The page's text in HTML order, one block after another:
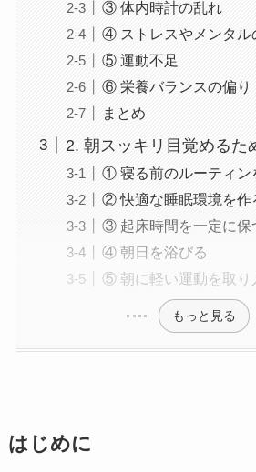
③ 体内時計の乱れ
④ ストレスやメンタル
⑤ 運動不足
⑥ 栄養バランスの偏り
まとめ
2. 朝スッキリ目覚めるた
① 寝る前のルーティン
② 快適な睡眠環境を作
③ 起床時間を一定に保
④ 朝日を浴びる
⑤ 朝に軽い運動を取り
もっと見る
はじめに